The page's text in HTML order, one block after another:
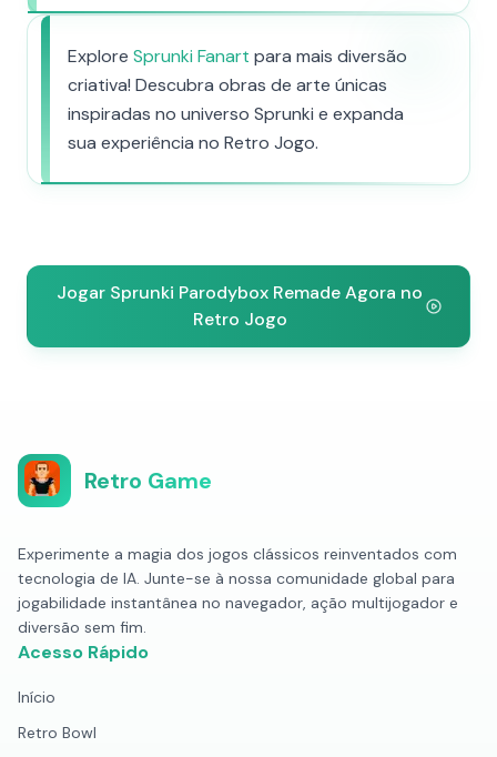
Explore Sprunki Fanart para mais diversão
criativa! Descubra obras de arte únicas
inspiradas no universo Sprunki e expanda
sua experiência no Retro Jogo.
Jogar Sprunki Parodybox Remade Agora no
Retro Jogo
Retro Game
Experimente a magia dos jogos clássicos reinventados com
tecnologia de IA. Junte-se à nossa comunidade global para
jogabilidade instantânea no navegador, ação multijogador e
diversão sem fim.
Acesso Rápido
Início
Retro Bowl